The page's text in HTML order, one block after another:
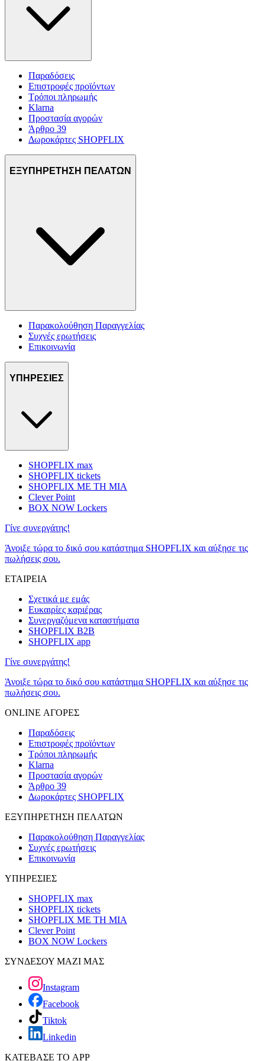
Παραδόσεις
Επιστροφές προϊόντων
Τρόποι πληρωμής
Klarna
Προστασία αγορών
Άρθρο 39
Δωροκάρτες SHOPFLIX
ΕΞΥΠΗΡΕΤΗΣΗ ΠΕΛΑΤΩΝ
Παρακολούθηση Παραγγελίας
Συχνές ερωτήσεις
Επικοινωνία
ΥΠΗΡΕΣΙΕΣ
SHOPFLIX max
SHOPFLIX tickets
SHOPFLIX ΜΕ ΤΗ ΜΙΑ
Clever Point
BOX NOW Lockers
Γίνε συνεργάτης!
Άνοιξε τώρα το δικό σου κατάστημα SHOPFLIX και αύξησε τις
πωλήσεις σου.
ΕΤΑΙΡΕΙΑ
Σχετικά με εμάς
Ευκαιρίες καριέρας
Συνεργαζόμενα καταστήματα
SHOPFLIX B2B
SHOPFLIX app
Γίνε συνεργάτης!
Άνοιξε τώρα το δικό σου κατάστημα SHOPFLIX και αύξησε τις
πωλήσεις σου.
ONLINE ΑΓΟΡΕΣ
Παραδόσεις
Επιστροφές προϊόντων
Τρόποι πληρωμής
Klarna
Προστασία αγορών
Άρθρο 39
Δωροκάρτες SHOPFLIX
ΕΞΥΠΗΡΕΤΗΣΗ ΠΕΛΑΤΩΝ
Παρακολούθηση Παραγγελίας
Συχνές ερωτήσεις
Επικοινωνία
ΥΠΗΡΕΣΙΕΣ
SHOPFLIX max
SHOPFLIX tickets
SHOPFLIX ΜΕ ΤΗ ΜΙΑ
Clever Point
BOX NOW Lockers
ΣΥΝΔΕΣΟΥ ΜΑΖΙ ΜΑΣ
Instagram
Facebook
Tiktok
Linkedin
ΚΑΤΕΒΑΣΕ ΤΟ APP